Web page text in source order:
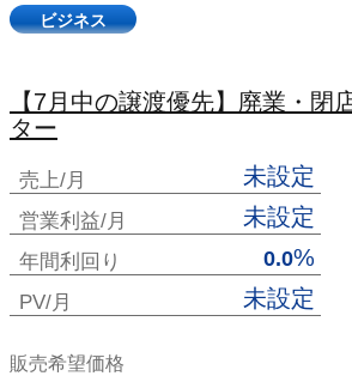
ビジネス
【7月中の譲渡優先】廃業・閉
ター
売上/月 未設定
営業利益/月 未設定
年間利回り 0.0%
PV/月 未設定
販売希望価格